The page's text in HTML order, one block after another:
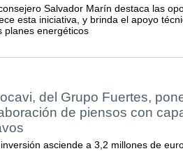
Salvador Marín destaca las
esta iniciativa, y brinda el apoyo
planes energéticos
del Grupo Fuertes,
de piensos con
asciende a 3,2 millones de